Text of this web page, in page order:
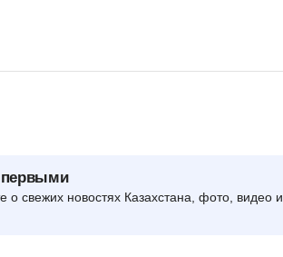
первыми
о свежих новостях Казахстана, фото, видео и